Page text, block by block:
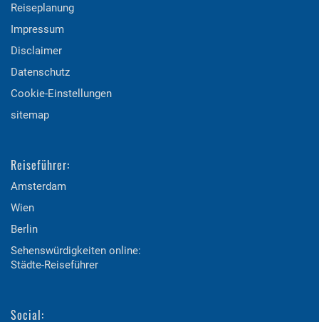
Reiseplanung
Impressum
Disclaimer
Datenschutz
Cookie-Einstellungen
sitemap
Reiseführer:
Amsterdam
Wien
Berlin
Sehenswürdigkeiten online:
Städte-Reiseführer
Social: